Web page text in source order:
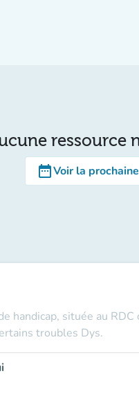
ressource
date_rangeVoir la
handicap, située au
troubles Dys.